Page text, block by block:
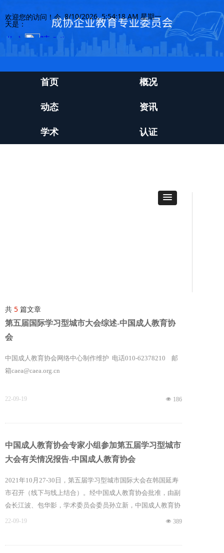
8/10/2026, 5:54:18 AM 星期一
欢迎您的访问！今
天是：
首页 概况
动态 资讯
学术 认证
共 5 篇文章
第五届国际学习型城市大会综述-中国成人教育协
会
中国成人教育协会网络中心制作维护 电话010-62378210 邮
箱caea@caea.org.cn
넶 186
22-09-19
中国成人教育协会专家小组参加第五届学习型城市
大会有关情况报告-中国成人教育协会
2021年10月27-30日，第五届学习型城市国际大会在韩国延寿
市召开（线下与线上结合）。经中国成人教育协会批准，由副
会长江波、包华影，学术委员会委员孙立新，中国成人教育协
会成人高等教育理论研究专委会秘书刘雅婷、赵艺凡五人代表
넶 389
22-09-19